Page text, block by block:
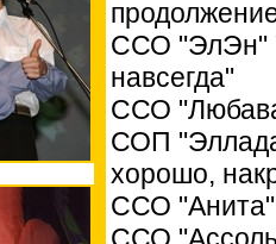
ССО "ЭлЭн"
навсегда"
ССО
СОП
хорошо,
CСО